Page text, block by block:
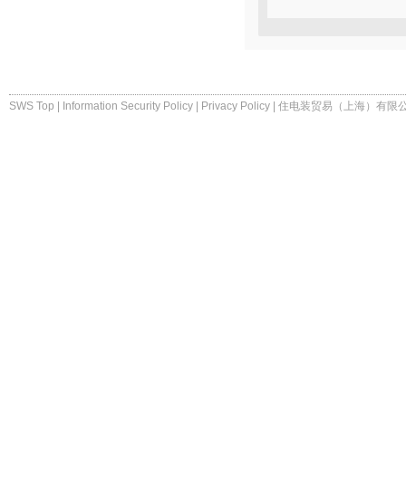
SWS Top Information Security Policy Privacy Policy 住电装贸易（上海）有限